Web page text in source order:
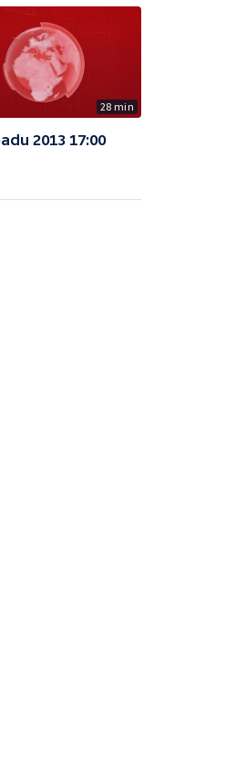
28 min
2013 17:00